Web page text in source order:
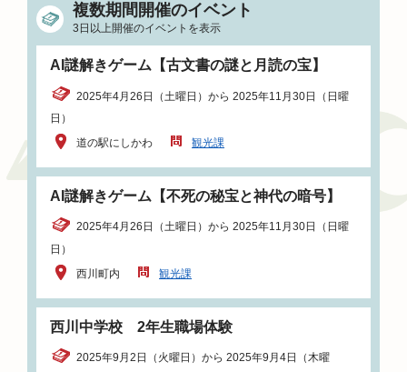
複数期間開催のイベント
3日以上開催のイベントを表示
AI謎解きゲーム【古文書の謎と月読の宝】
2025年4月26日（土曜日）から 2025年11月30日（日曜
日）
道の駅にしかわ
観光課
AI謎解きゲーム【不死の秘宝と神代の暗号】
2025年4月26日（土曜日）から 2025年11月30日（日曜
日）
西川町内
観光課
西川中学校 2年生職場体験
2025年9月2日（火曜日）から 2025年9月4日（木曜